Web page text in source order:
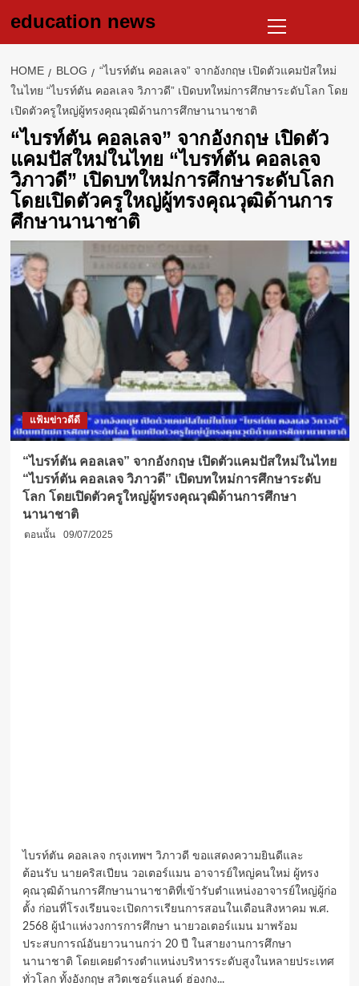
education news
Menu
HOME BLOG
“ไบรท์ตัน คอลเลจ” จากอังกฤษ เปิดตัวแคมปัสใหม่
ในไทย “ไบรท์ตัน คอลเลจ วิภาวดี” เปิดบทใหม่การศึกษาระดับโลก โดย
เปิดตัวครูใหญ่ผู้ทรงคุณวุฒิด้านการศึกษานานาชาติ
“ไบรท์ตัน คอลเลจ” จากอังกฤษ เปิดตัว
แคมปัสใหม่ในไทย “ไบรท์ตัน คอลเลจ
วิภาวดี” เปิดบทใหม่การศึกษาระดับโลก
โดยเปิดตัวครูใหญ่ผู้ทรงคุณวุฒิด้านการ
ศึกษานานาชาติ
แฟ้มข่าวดีดี
“ไบรท์ตัน คอลเลจ” จากอังกฤษ เปิดตัวแคมปัสใหม่ในไทย
“ไบรท์ตัน คอลเลจ วิภาวดี” เปิดบทใหม่การศึกษาระดับ
โลก โดยเปิดตัวครูใหญ่ผู้ทรงคุณวุฒิด้านการศึกษา
นานาชาติ
ตอนนั้น 09/07/2025
ไบรท์ตัน คอลเลจ กรุงเทพฯ วิภาวดี ขอแสดงความยินดีและ
ต้อนรับ นายคริสเปียน วอเตอร์แมน อาจารย์ใหญ่คนใหม่ ผู้ทรง
คุณวุฒิด้านการศึกษานานาชาติที่เข้ารับตำแหน่งอาจารย์ใหญ่ผู้ก่อ
ตั้ง ก่อนที่โรงเรียนจะเปิดการเรียนการสอนในเดือนสิงหาคม พ.ศ.
2568 ผู้นำแห่งวงการการศึกษา นายวอเตอร์แมน มาพร้อม
ประสบการณ์อันยาวนานกว่า 20 ปี ในสายงานการศึกษา
นานาชาติ โดยเคยดำรงตำแหน่งบริหารระดับสูงในหลายประเทศ
ทั่วโลก ทั้งอังกฤษ สวิตเซอร์แลนด์ ฮ่องกง...